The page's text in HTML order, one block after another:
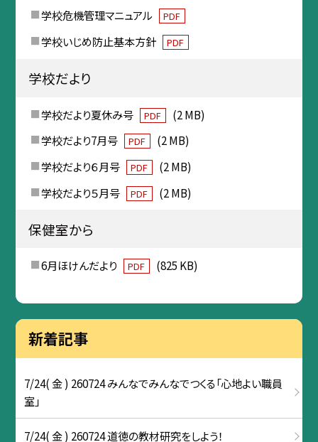
学校危機管理マニュアル PDF
学校いじめ防止基本方針 PDF
学校だより
学校だより夏休み号 PDF
(2 MB)
学校だより7月号
PDF
(2 MB)
学校だより６月号
PDF
(2 MB)
学校だより５月号
PDF (2 MB)
保健室から
6月ほけんだより PDF (825 KB)
新着記事
7/24( 金 ) 260724 みんなでみんなでつくる「心地よい職員
室」
7/24( 金 ) 260724 道徳の教材研究をしよう！